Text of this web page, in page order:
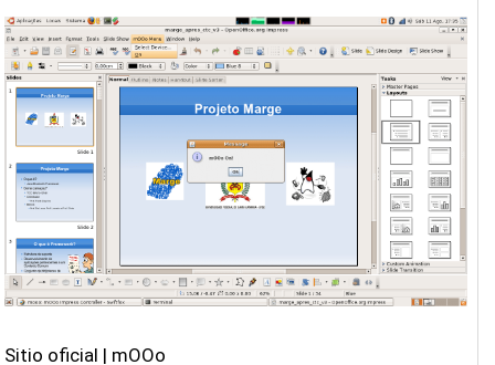
Sitio oficial | mOOo